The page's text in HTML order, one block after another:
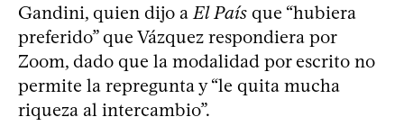
Gandini, quien dijo a El País que “hubiera
preferido” que Vázquez respondiera por
Zoom, dado que la modalidad por escrito no
permite la repregunta y “le quita mucha
riqueza al intercambio”.